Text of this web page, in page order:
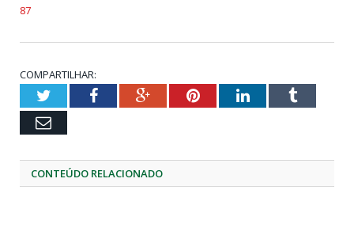
87
COMPARTILHAR:
TwitterFacebookGoogle+PinterestLinkedInTumblr
Email
CONTEÚDO RELACIONADO